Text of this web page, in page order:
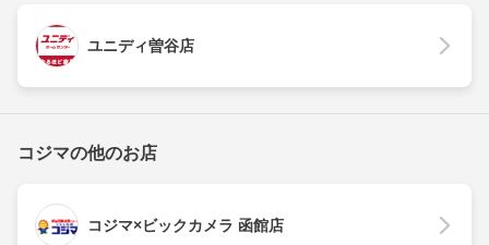
ユニディ曽谷店
コジマの他のお店
コジマ×ビックカメラ 函館店